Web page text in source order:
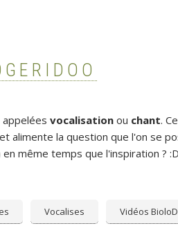
appelées vocalisation ou chant.
alimente la question que l'on se
même temps que l'inspiration ? :D
Vocalises Vidéos